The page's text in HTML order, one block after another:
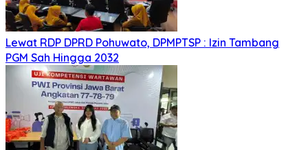
Lewat RDP DPRD Pohuwato, DPMPTSP : Izin Tambang
PGM Sah Hingga 2032